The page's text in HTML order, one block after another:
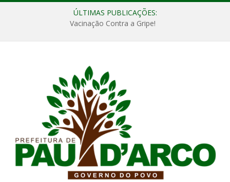
ÚLTIMAS PUBLICAÇÕES:
Vacinação Contra a Gripe!